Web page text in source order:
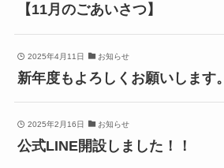
【11月のごあいさつ】
2025年4月11日 お知らせ
新年度もよろしくお願いします。
2025年2月16日 お知らせ
公式LINE開設しました！！